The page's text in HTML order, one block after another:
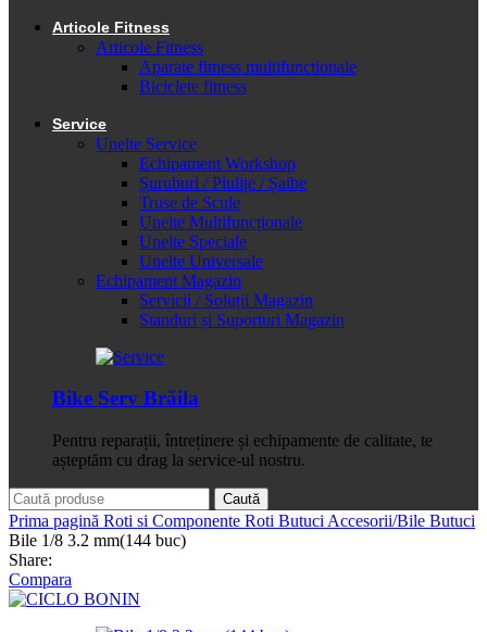
Articole Fitness
Articole Fitness
Aparate fitness multifunctionale
Biciclete fitness
Service
Unelte Service
Echipament Workshop
Șuruburi / Piulițe / Șaibe
Truse de Scule
Unelte Multifuncționale
Unelte Speciale
Unelte Universale
Echipament Magazin
Servicii / Soluții Magazin
Standuri și Suporturi Magazin
Bike Serv Brăila
Pentru reparații, întreținere și echipamente de calitate, te
așteptăm cu drag la service-ul nostru.
Caută
Prima pagină Roti si Componente Roti Butuci Accesorii/Bile Butuci
Bile 1/8 3.2 mm(144 buc)
Share:
Compara